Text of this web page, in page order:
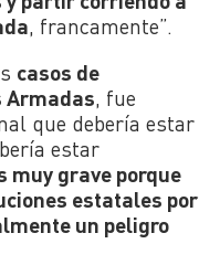
, francamente”.
casos de
Armadas, fue
que debería estar
estar
muy grave porque
estatales por
un peligro